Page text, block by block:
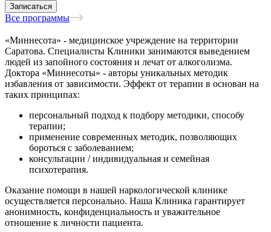
Записаться
Все программы
«Миннесота» - медицинское учреждение на территории
Саратова. Специалисты Клиники занимаются выведением
людей из запойного состояния и лечат от алкоголизма.
Доктора «Миннесоты» - авторы уникальных методик
избавления от зависимости. Эффект от терапии в основан на
таких принципах:
персональный подход к подбору методики, способу
терапии;
применение современных методик, позволяющих
бороться с заболеванием;
консультации / индивидуальная и семейная
психотерапия.
Оказание помощи в нашей наркологической клинике
осуществляется персонально. Наша Клиника гарантирует
анонимность, конфиденциальность и уважительное
отношение к личности пациента.